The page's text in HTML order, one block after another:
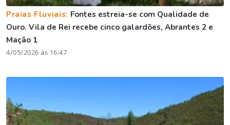
Praias Fluviais: Fontes estreia-se com Qualidade de
Ouro. Vila de Rei recebe cinco galardões, Abrantes 2 e
Mação 1
4/05/2026 às 16:47